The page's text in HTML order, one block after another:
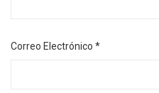
Correo Electrónico *